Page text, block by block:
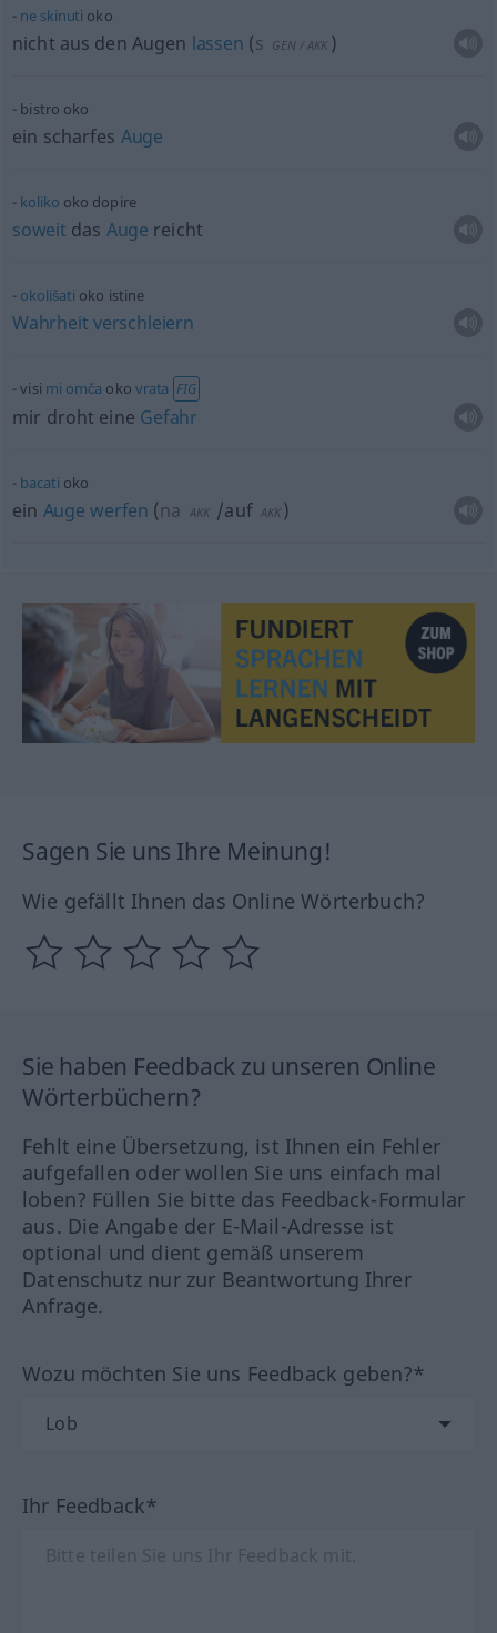
ne skinuti oko
nicht aus den Augen lassen (s GEN/ AKK )
bistro oko
ein scharfes Auge
koliko oko dopire
soweit das Auge reicht
okolišati oko istine
Wahrheit verschleiern
visi mi omča okovrata FIG
mir droht eine Gefahr
bacati oko
ein Auge werfen (na AKK /auf AKK )
Sagen Sie uns Ihre Meinung!
Wie gefällt Ihnen das Online Wörterbuch?
Sie haben Feedback zu unseren Online
Wörterbüchern?
Fehlt eine Übersetzung, ist Ihnen ein Fehler
aufgefallen oder wollen Sie uns einfach mal
loben? Füllen Sie bitte das Feedback-Formular
aus. Die Angabe der E-Mail-Adresse ist
optional und dient gemäß unserem
Datenschutz nur zur Beantwortung Ihrer
Anfrage.
Wozu möchten Sie uns Feedback geben?*
Ihr Feedback*